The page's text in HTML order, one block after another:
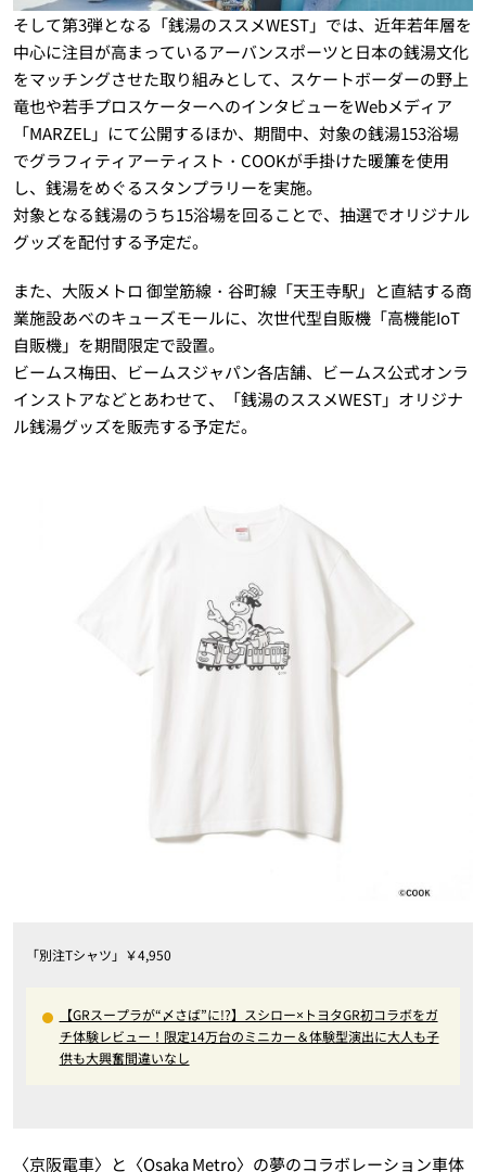
そして第3弾となる「銭湯のススメWEST」では、近年若年層を
中心に注目が高まっているアーバンスポーツと日本の銭湯文化
をマッチングさせた取り組みとして、スケートボーダーの野上
竜也や若手プロスケーターへのインタビューをWebメディア
「MARZEL」にて公開するほか、期間中、対象の銭湯153浴場
でグラフィティアーティスト・COOKが手掛けた暖簾を使用
し、銭湯をめぐるスタンプラリーを実施。
対象となる銭湯のうち15浴場を回ることで、抽選でオリジナル
グッズを配付する予定だ。
また、大阪メトロ 御堂筋線・谷町線「天王寺駅」と直結する商
業施設あべのキューズモールに、次世代型自販機「高機能IoT
自販機」を期間限定で設置。
ビームス梅田、ビームスジャパン各店舗、ビームス公式オンラ
インストアなどとあわせて、「銭湯のススメWEST」オリジナ
ル銭湯グッズを販売する予定だ。
「別注Tシャツ」￥4,950
【GRスープラが“〆さば”に!?】スシロー×トヨタGR初コラボをガ
チ体験レビュー！限定14万台のミニカー＆体験型演出に大人も子
供も大興奮間違いなし
〈京阪電車〉と〈Osaka Metro〉の夢のコラボレーション車体